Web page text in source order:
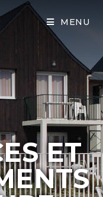
MENU
ET